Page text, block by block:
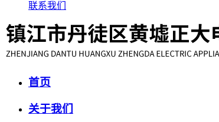
联系我们
首页
关于我们